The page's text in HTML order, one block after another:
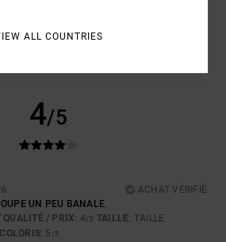
4/5
ACHAT VÉRIFIÉ
UN PEU BANALE.
QUALITÉ / PRIX: 4/5 TAILLE: TAILLE
COLORIS: 5 /5
ALL COUNTRIES